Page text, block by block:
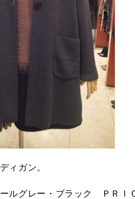
ィガン。
ルグレー・ブラック ＰＲＩ